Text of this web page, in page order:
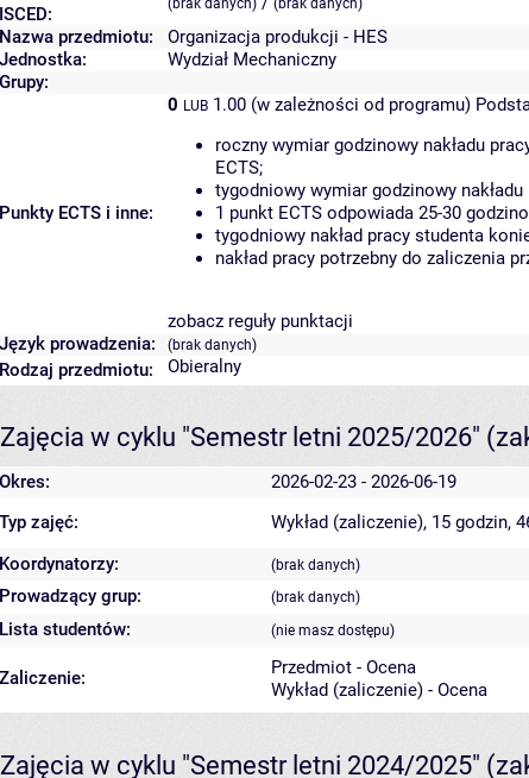
ISCED:
Nazwa przedmiotu:
Organizacja produkcji - HES
Jednostka:
Wydział Mechaniczny
Grupy:
Punkty ECTS i inne:
0 LUB 1.00 (w zależności od programu)
roczny wymiar godzinowy nakładu
ECTS;
tygodniowy wymiar godzinowy
1 punkt ECTS odpowiada 25-30
tygodniowy nakład pracy studenta
nakład pracy potrzebny do zaliczenia
zobacz reguły punktacji
Język prowadzenia:
(brak danych)
Rodzaj przedmiotu: Obieralny
Zajęcia w cyklu "Semestr letni 2025/2026"
Okres: 2026-02-23 - 2026-06-19
Typ zajęć: Wykład (zaliczenie), 15 godzin,
Koordynatorzy:
(brak danych)
Prowadzący grup: (brak danych)
Lista studentów: (nie masz dostępu)
Zaliczenie:
Przedmiot - Ocena
Wykład (zaliczenie) - Ocena
Zajęcia w cyklu "Semestr letni 2024/2025"